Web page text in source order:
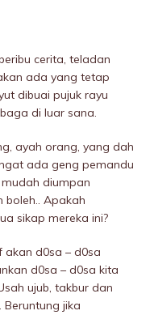
cerita, teladan
ada yang tetap
dibuai pujuk rayu
di luar sana.
ayah orang, yang dah
ada geng pemandu
diumpan
boleh.. Apakah
sikap mereka ini?
akan d0sa – d0sa
d0sa – d0sa kita
ujub, takbur dan
jika